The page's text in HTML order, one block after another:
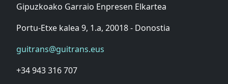
Gipuzkoako Garraio Enpresen Elkartea
Portu-Etxe kalea 9, 1.a, 20018 - Donostia
guitrans@guitrans.eus
+34 943 316 707